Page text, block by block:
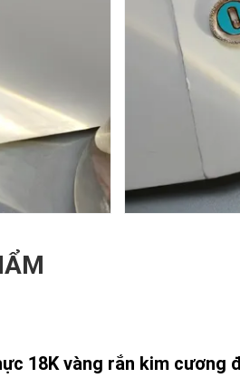
18K vàng rắn kim cương